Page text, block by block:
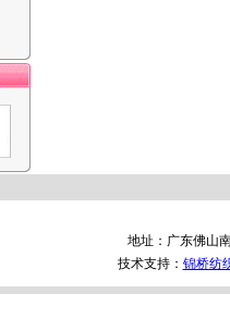
地址：广东佛山
技术支持： 锦桥纺